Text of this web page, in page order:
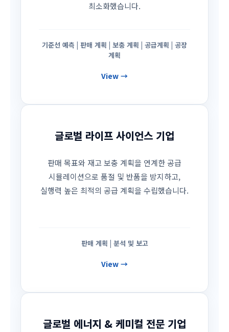
최소화했습니다.
기준선 예측 | 판매 계획 | 보충 계획 | 공급계획 | 공장
계획
View →
글로벌 라이프 사이언스 기업
판매 목표와 재고 보충 계획을 연계한 공급
시뮬레이션으로 품절 및 반품을 방지하고,
실행력 높은 최적의 공급 계획을 수립했습니다.
판매 계획 | 분석 및 보고
View →
글로벌 에너지 & 케미컬 전문 기업